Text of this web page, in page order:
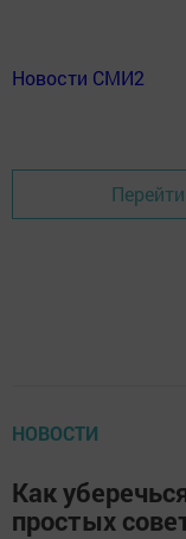
Новости СМИ2
НОВОСТИ
Как
простых